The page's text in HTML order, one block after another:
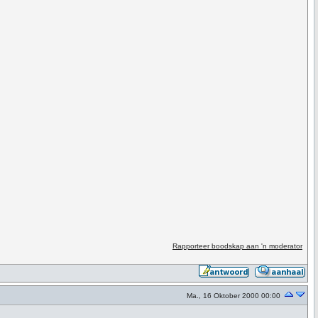
Rapporteer boodskap aan 'n moderator
Ma., 16 Oktober 2000 00:00